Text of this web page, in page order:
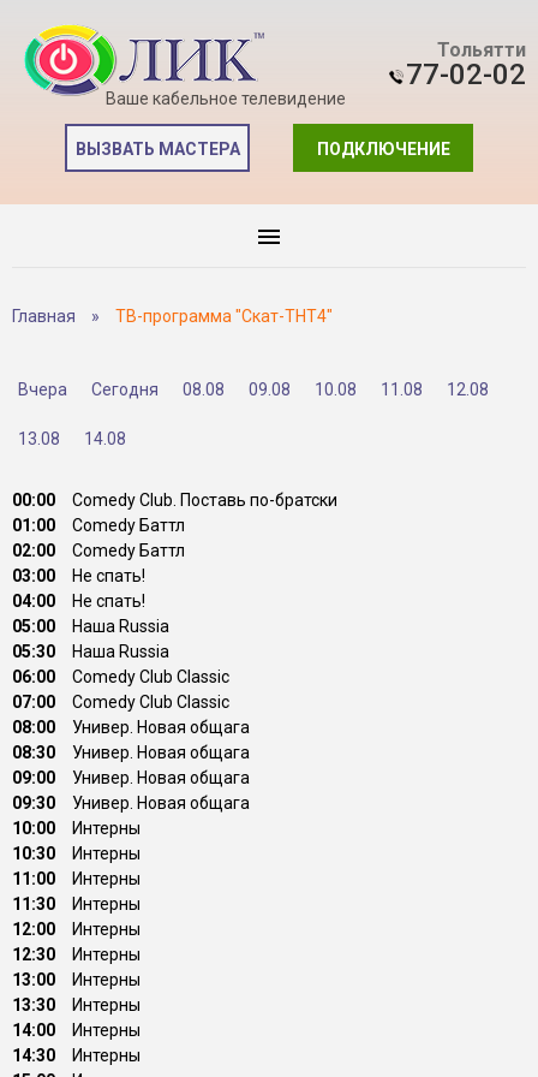
Ваше кабельное телевидение
Тольятти
77-02-02
ПОДКЛЮЧЕНИЕ
ВЫЗВАТЬ МАСТЕРА
Главная » ТВ-программа "Скат-ТНТ4"
Вчера Сегодня 08.08 09.08 10.08 11.08 12.08
13.08 14.08
00:00
Comedy Club. Поставь по-братски
01:00
Comedy Баттл
02:00
Comedy Баттл
03:00
Не спать!
04:00
Не спать!
05:00
Наша Russia
05:30
Наша Russia
06:00
Comedy Club Classic
07:00
Comedy Club Classic
08:00
Универ. Новая общага
08:30
Универ. Новая общага
09:00
Универ. Новая общага
09:30
Универ. Новая общага
10:00
Интерны
10:30
Интерны
11:00
Интерны
11:30
Интерны
12:00
Интерны
12:30
Интерны
13:00
Интерны
13:30
Интерны
14:00
Интерны
14:30
Интерны